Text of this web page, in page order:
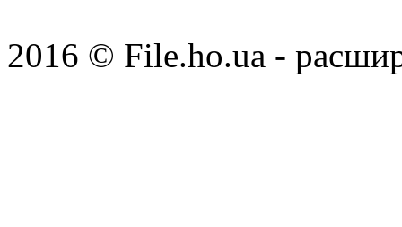
2016 © File.ho.ua -